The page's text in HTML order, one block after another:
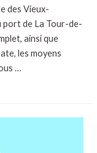
des Vieux-
port de La Tour-de-
ainsi que
les moyens
…